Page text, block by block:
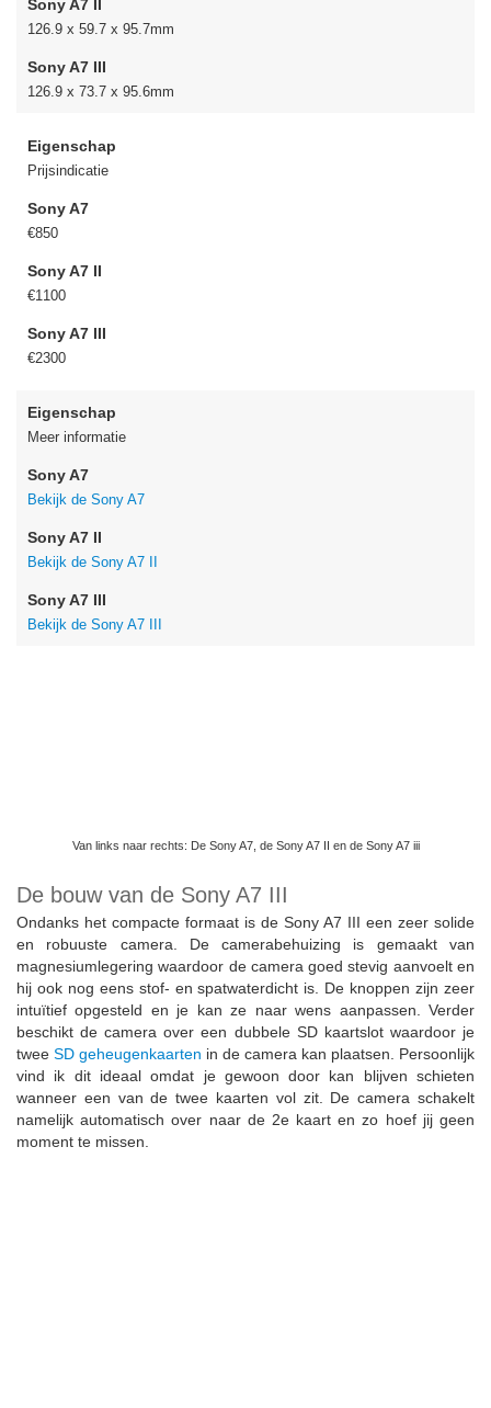
Sony A7 II
126.9 x 59.7 x 95.7mm
Sony A7 III
126.9 x 73.7 x 95.6mm
Eigenschap
Prijsindicatie
Sony A7
€850
Sony A7 II
€1100
Sony A7 III
€2300
Eigenschap
Meer informatie
Sony A7
Bekijk de Sony A7
Sony A7 II
Bekijk de Sony A7 II
Sony A7 III
Bekijk de Sony A7 III
Van links naar rechts: De Sony A7, de Sony A7 II en de Sony A7 iii
De bouw van de Sony A7 III
Ondanks het compacte formaat is de Sony A7 III een zeer solide
en robuuste camera. De camerabehuizing is gemaakt van
magnesiumlegering waardoor de camera goed stevig aanvoelt en
hij ook nog eens stof- en spatwaterdicht is. De knoppen zijn zeer
intuïtief opgesteld en je kan ze naar wens aanpassen. Verder
beschikt de camera over een dubbele SD kaartslot waardoor je
twee SD geheugenkaarten in de camera kan plaatsen. Persoonlijk
vind ik dit ideaal omdat je gewoon door kan blijven schieten
wanneer een van de twee kaarten vol zit. De camera schakelt
namelijk automatisch over naar de 2e kaart en zo hoef jij geen
moment te missen.